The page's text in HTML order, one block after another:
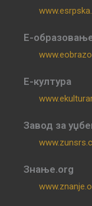
Е-
Е-култура
Завод за
Знање.org